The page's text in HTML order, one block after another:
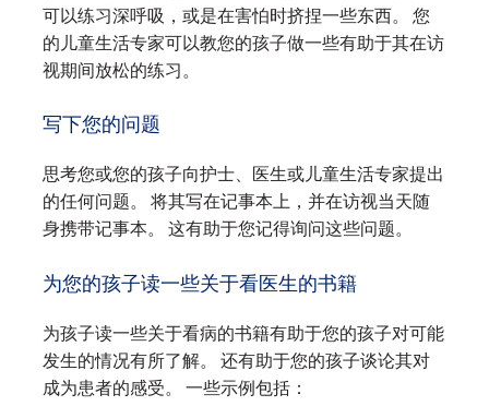
可以练习深呼吸，或是在害怕时挤捏一些东西。 您
的儿童生活专家可以教您的孩子做一些有助于其在访
视期间放松的练习。
写下您的问题
思考您或您的孩子向护士、医生或儿童生活专家提出
的任何问题。 将其写在记事本上，并在访视当天随
身携带记事本。 这有助于您记得询问这些问题。
为您的孩子读一些关于看医生的书籍
为孩子读一些关于看病的书籍有助于您的孩子对可能
发生的情况有所了解。 还有助于您的孩子谈论其对
成为患者的感受。 一些示例包括：